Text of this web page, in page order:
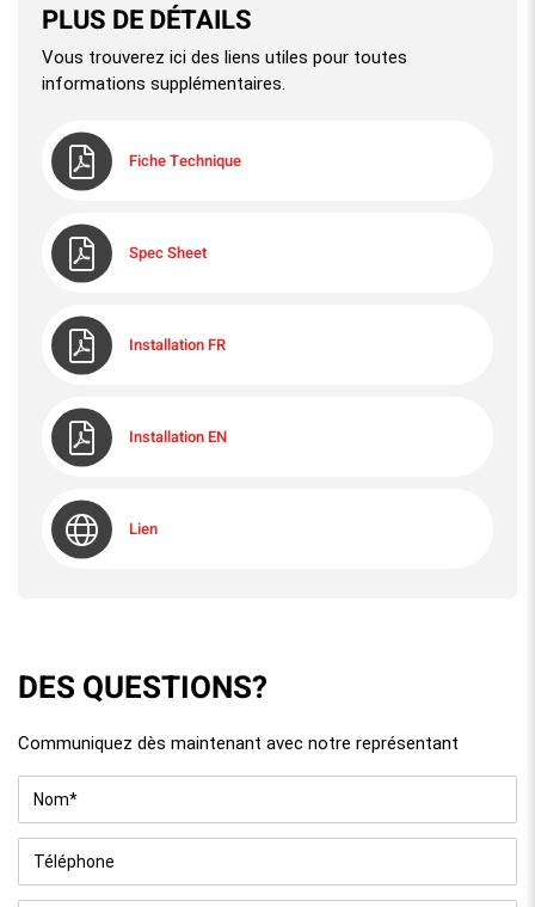
PLUS DE DÉTAILS
Vous trouverez ici des liens utiles pour toutes
informations supplémentaires.
Fiche Technique
Spec Sheet
Installation FR
Installation EN
Lien
DES QUESTIONS?
Communiquez dès maintenant avec notre représentant
Nom *
Téléphone